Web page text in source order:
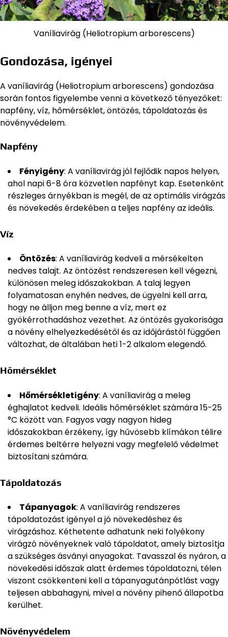
Vaníliavirág (Heliotropium arborescens)
Gondozása, igényei
A vaníliavirág (Heliotropium arborescens) gondozása
során fontos figyelembe venni a következő tényezőket:
napfény, víz, hőmérséklet, öntözés, tápoldatozás és
növényvédelem.
Napfény
Fényigény: A vaníliavirág jól fejlődik napos helyen,
ahol napi 6-8 óra közvetlen napfényt kap. Esetenként
részleges árnyékban is megél, de az optimális virágzás
és növekedés érdekében a teljes napfény az ideális.
Víz
Öntözés: A vaníliavirág kedveli a mérsékelten
nedves talajt. Az öntözést rendszeresen kell végezni,
különösen meleg időszakokban. A talaj legyen
folyamatosan enyhén nedves, de ügyelni kell arra,
hogy ne álljon meg benne a víz, mert ez
gyökérrothadáshoz vezethet. Az öntözés gyakorisága
a növény elhelyezkedésétől és az időjárástól függően
változhat, de általában heti 1-2 alkalom elegendő.
Hőmérséklet
Hőmérsékletigény: A vaníliavirág a meleg
éghajlatot kedveli. Ideális hőmérséklet számára 15-25
°C között van. Fagyos vagy nagyon hideg
időszakokban érzékeny, így hűvösebb klímákon télire
érdemes beltérre helyezni vagy megfelelő védelmet
biztosítani számára.
Tápoldatozás
Tápanyagok: A vaníliavirág rendszeres
tápoldatozást igényel a jó növekedéshez és
virágzáshoz. Kéthetente adhatunk neki folyékony
virágzó növényeknek való tápoldatot, amely biztosítja
a szükséges ásványi anyagokat. Tavasszal és nyáron, a
növekedési időszak alatt érdemes tápoldatozni, télen
viszont csökkenteni kell a tápanyagutánpótlást vagy
teljesen abbahagyni, mivel a növény pihenő állapotba
kerülhet.
Növényvédelem